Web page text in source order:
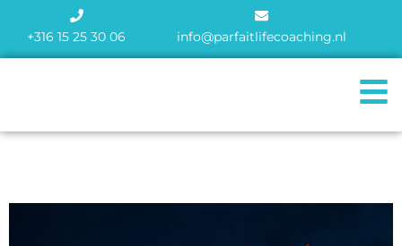
+316 15 25 30 06 info@parfaitlifecoaching.nl